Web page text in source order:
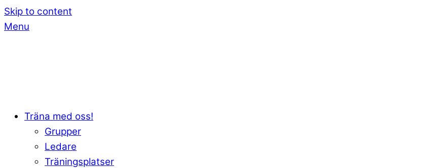
Skip to content
Menu
Träna med oss!
Grupper
Ledare
Träningsplatser